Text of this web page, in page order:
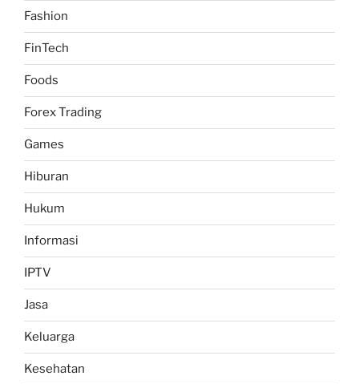
Fashion
FinTech
Foods
Forex Trading
Games
Hiburan
Hukum
Informasi
IPTV
Jasa
Keluarga
Kesehatan